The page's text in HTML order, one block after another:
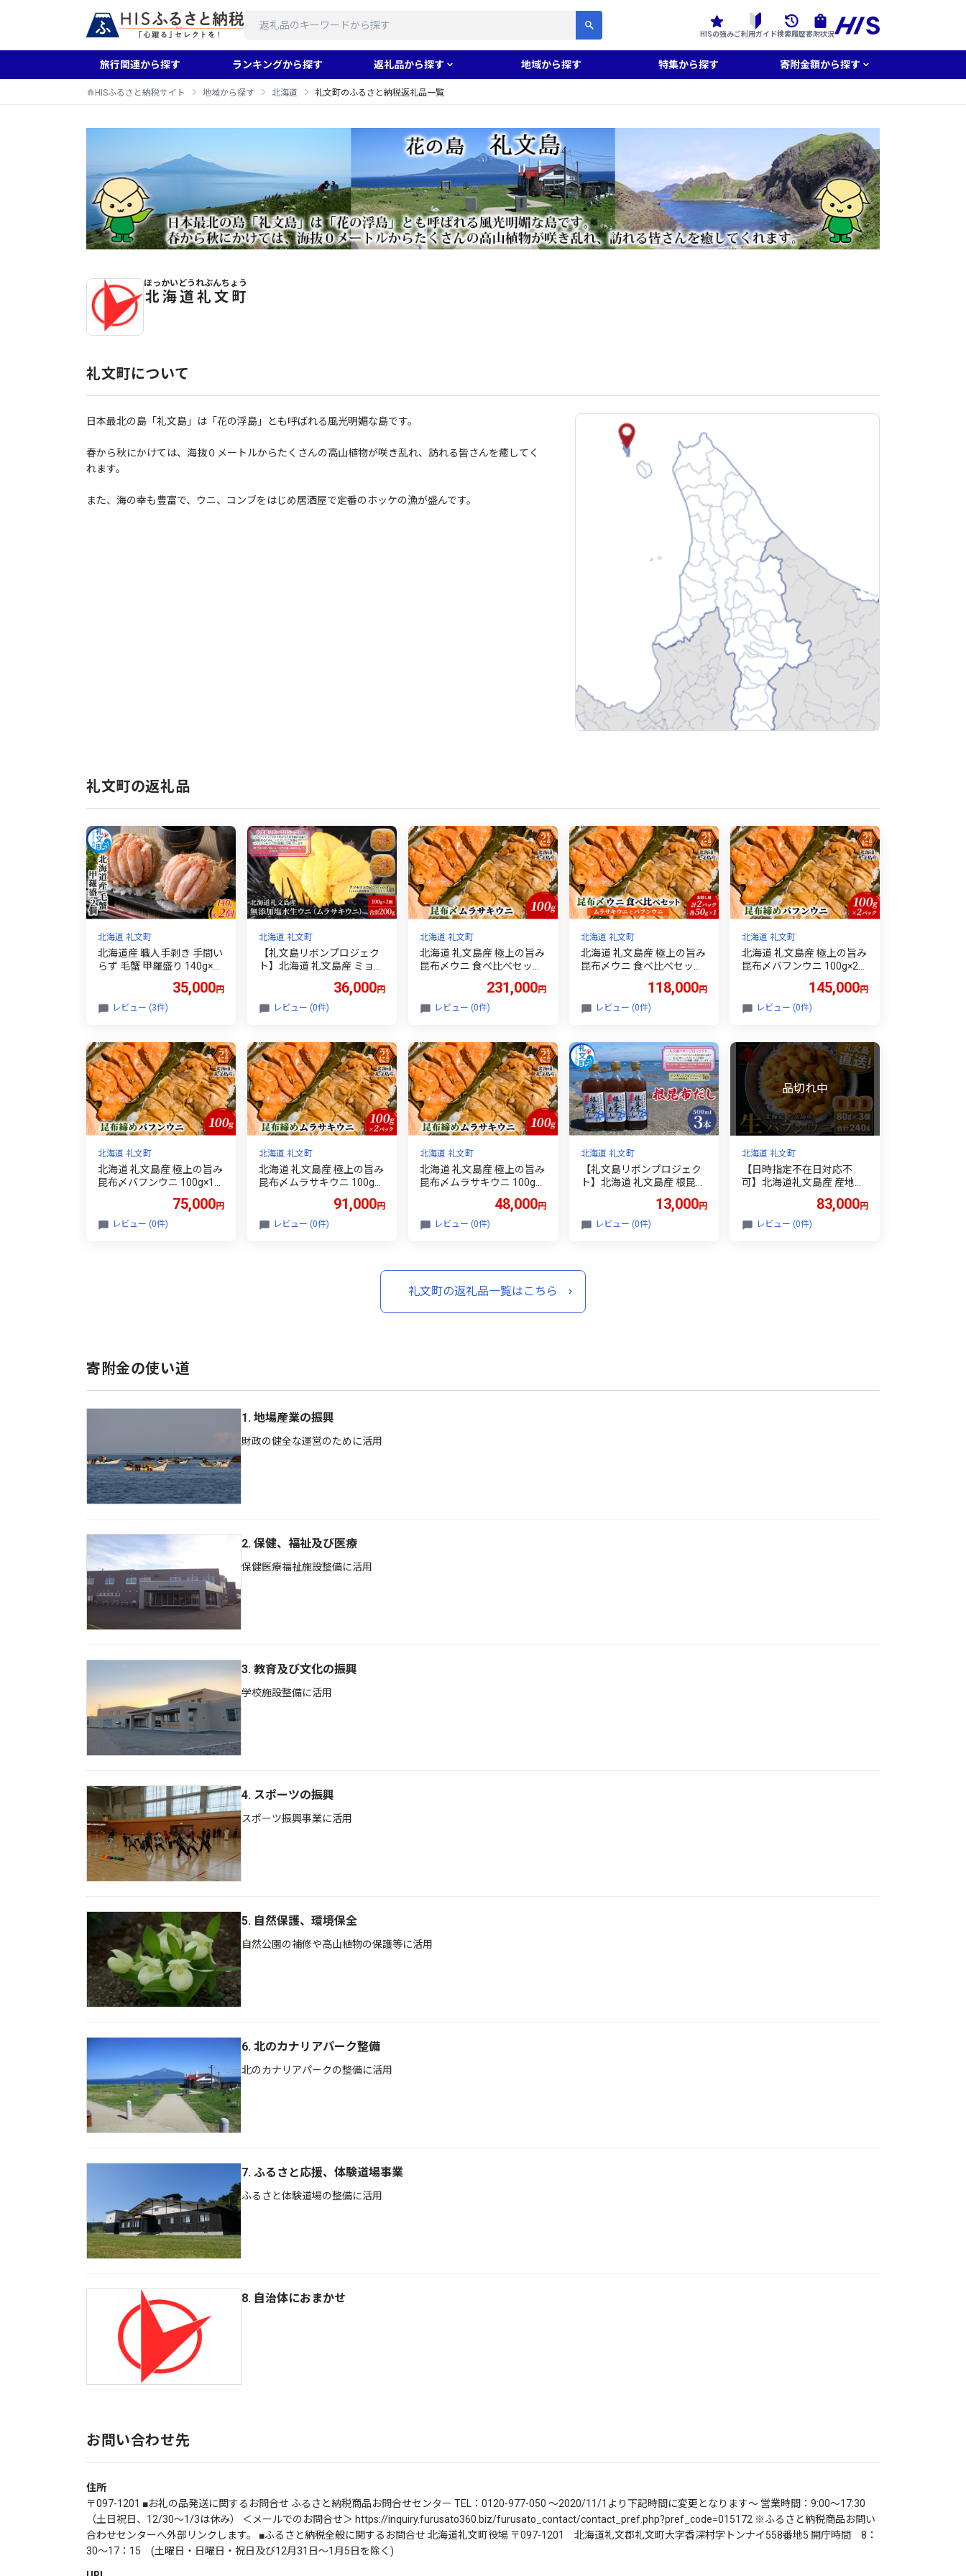
HISの強みご利用ガイド検索履歴寄附状況
旅行関連から探す ランキングから探す 返礼品から探す 地域から探す 特集から探す 寄附金額から探す
HISふるさと納税サイト 地域から探す 北海道 礼文町のふるさと納税返礼品一覧
礼文町のふるさと納税返礼品一覧
北海道
ほっかいどう
礼文町
れぶんちょう
礼文町について
日本最北の島「礼文島」は「花の浮島」とも呼ばれる風光明媚な島です。
春から秋にかけては、海抜０メートルからたくさんの高山植物が咲き乱れ、訪れる皆さんを癒してく
れます。
また、海の幸も豊富で、ウニ、コンブをはじめ居酒屋で定番のホッケの漁が盛んです。
礼文町の返礼品
北海道 礼文町
北海道産 職人手剥き 手間い
らず 毛蟹 甲羅盛り 140g×2
個［株式会社やまじょう］
【 かに カニ 蟹 毛蟹 毛ガニ
むき身 甲羅盛り ボイル 蟹
フト 】
35,000円
レビュー (3件)
北海道 礼文町
【礼文島リボンプロジェク
ト】北海道 礼文島産 ミョウ
バン不使用 塩水ウニ キタム
ラサキウニ 100g×2パック
(ピンバッジ付)［野崎水
自然保護 寄付 海鮮 】
36,000円
レビュー (0件)
北海道 礼文町
北海道 礼文島産 極上の旨み
昆布〆ウニ 食べ比べセット
(ムラサキ・バフン 各100g×
2パック)［Dining cafe 海］
【 うに ウニ 雲丹 昆布〆 バ
贈答 ギフト 】
231,000円
レビュー (0件)
北海道 礼文町
北海道 礼文島産 極上の旨み
昆布〆ウニ 食べ比べセット
(ムラサキ・バフン 各100g)
［Dining cafe 海］【 うに
ウニ 雲丹 昆布〆 バフンウ
品 贈答 】
118,000円
レビュー (0件)
北海道 礼文町
北海道 礼文島産 極上の旨み
昆布〆バフンウニ 100g×2パ
ック (計200g)［Dining cafe
海］【 うに ウニ 雲丹 昆布
〆 バフンウニ 珍味 おつま
145,000円
レビュー (0件)
北海道 礼文町
北海道 礼文島産 極上の旨み
昆布〆バフンウニ 100g×1パ
ック［Dining cafe 海］【 う
に ウニ 雲丹 昆布〆 バフン
ウニ 珍味 おつまみ 酒の肴
75,000円
レビュー (0件)
北海道 礼文町
北海道 礼文島産 極上の旨み
昆布〆ムラサキウニ 100g×2
パック (計200g)［Dining ca
fe 海］【 うに ウニ 雲丹 昆
布〆 ムラサキウニ 珍味 お
91,000円
レビュー (0件)
北海道 礼文町
北海道 礼文島産 極上の旨み
昆布〆ムラサキウニ 100g×1
パック［Dining cafe 海］【
うに ウニ 雲丹 昆布〆 ムラ
サキウニ 珍味 おつまみ 酒
48,000円
レビュー (0件)
北海道 礼文町
【礼文島リボンプロジェク
ト】北海道 礼文島産 根昆布
使用 絶品 万能調味料 根昆
布だし 500ml×3本(ピンバッ
ジ付)［船泊漁業協同組合］
13,000円
レビュー (0件)
北海道 礼文町
【日時指定不在日対応不
可】北海道礼文島産 産地直
送 鮮度抜群 塩水生エゾバフ
ンウニ 240g（80g×3パッ
ク）
83,000円
レビュー (0件)
礼文町の返礼品一覧はこちら
寄附金の使い道
1. 地場産業の振興
財政の健全な運営のために活用
2. 保健、福祉及び医療
保健医療福祉施設整備に活用
3. 教育及び文化の振興
学校施設整備に活用
4. スポーツの振興
スポーツ振興事業に活用
5. 自然保護、環境保全
自然公園の補修や高山植物の保護等に活用
6. 北のカナリアパーク整備
北のカナリアパークの整備に活用
7. ふるさと応援、体験道場事業
ふるさと体験道場の整備に活用
8. 自治体におまかせ
お問い合わせ先
住所
〒097-1201 ■お礼の品発送に関するお問合せ ふるさと納税商品お問合せセンター TEL：0120-977-050 ～2020/11/1より下記時間に変更となります～ 営業時間：9:00～17:30
（土日祝日、12/30～1/3は休み） ＜メールでのお問合せ＞ https://inquiry.furusato360.biz/furusato_contact/contact_pref.php?pref_code=015172 ※ふるさと納税商品お問い
合わせセンターへ外部リンクします。 ■ふるさと納税全般に関するお問合せ 北海道礼文町役場 〒097-1201 北海道礼文郡礼文町大字香深村字トンナイ558番地5 開庁時間 8：
30～17：15 (土曜日・日曜日・祝日及び12月31日～1月5日を除く)